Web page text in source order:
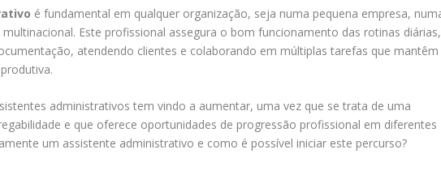
é fundamental em qualquer organização, seja numa pequena empresa,
Este profissional assegura o bom funcionamento das rotinas diárias,
atendendo clientes e colaborando em múltiplas tarefas que mantêm
administrativos tem vindo a aumentar, uma vez que se trata de uma
e que oferece oportunidades de progressão profissional em diferentes
um assistente administrativo e como é possível iniciar este percurso?